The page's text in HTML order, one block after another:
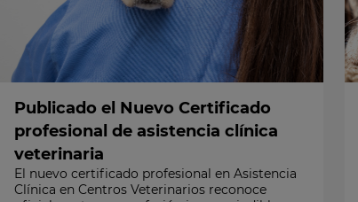
Publicado el Nuevo Certificado
profesional de asistencia clínica
veterinaria
El nuevo certificado profesional en Asistencia
Clínica en Centros Veterinarios reconoce